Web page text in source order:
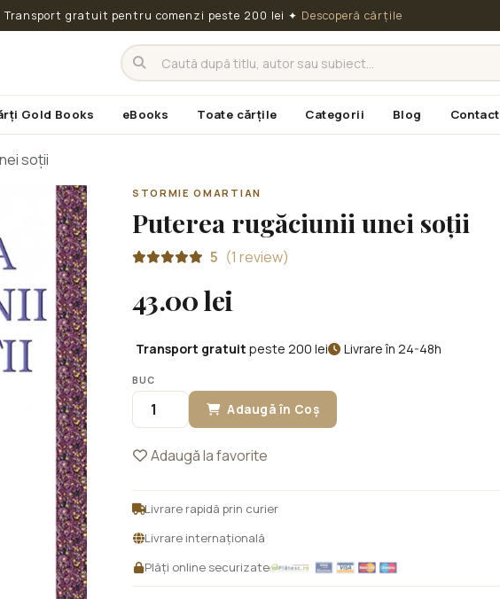
Transport gratuit pentru comenzi peste 200 lei ✦ Descoperă cărțile
Gold Books eBooks Toate cărțile Categorii Blog Contact
soții
STORMIE OMARTIAN
Puterea rugăciunii unei soții
5 (1 review)
43.00 lei
Transport gratuit peste 200 lei Livrare în 24-48h
BUC
Adaugă în Coș
Adaugă la favorite
Livrare rapidă prin curier
Livrare internațională
Plăți online securizate